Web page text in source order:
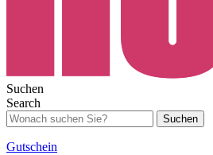
Suchen
Search
Suchen
Gutschein